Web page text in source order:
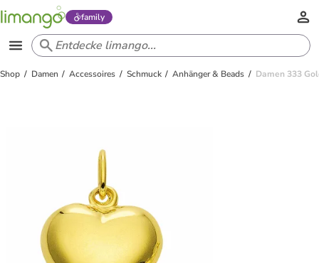
family
Shop Damen Accessoires Schmuck Anhänger & Beads Damen 333